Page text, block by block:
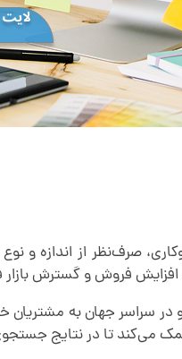
صرف‌نظر از اندازه و
فروش و گسترش بازار
می‌توانند 24 ساعته و در
کمک می‌کند تا در نتایج